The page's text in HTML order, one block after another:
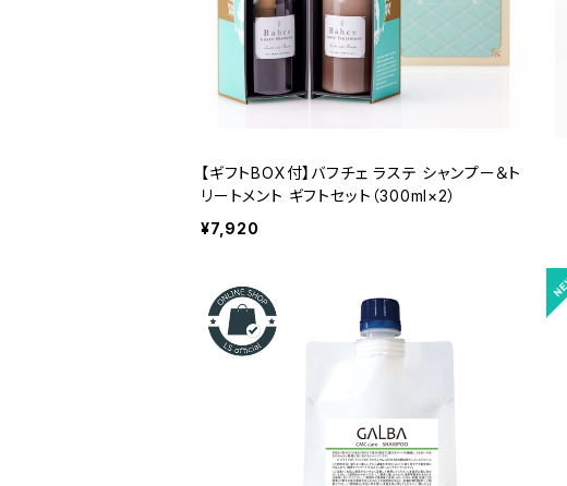
【ギフトBOX付】バフチェ ラステ シャンプー＆ト
リートメント ギフトセット（300ml×2）
¥7,920